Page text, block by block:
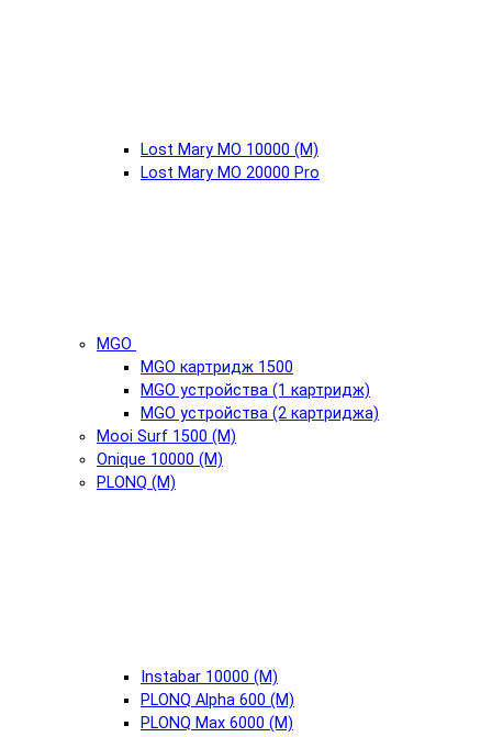
Lost Mary MO 10000 (М)
Lost Mary MO 20000 Pro
MGO
MGO картридж 1500
MGO устройства (1 картридж)
MGO устройства (2 картриджа)
Mooi Surf 1500 (М)
Onique 10000 (М)
PLONQ (М)
Instabar 10000 (М)
PLONQ Alpha 600 (М)
PLONQ Max 6000 (М)